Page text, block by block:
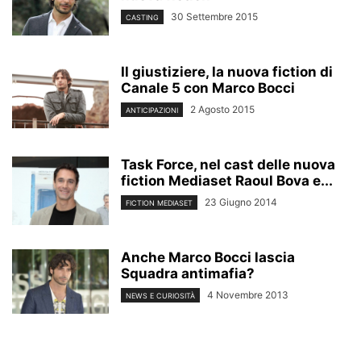
CASTING 30 Settembre 2015
Il giustiziere, la nuova fiction di
Canale 5 con Marco Bocci
ANTICIPAZIONI 2 Agosto 2015
Task Force, nel cast delle nuova
fiction Mediaset Raoul Bova e...
FICTION MEDIASET 23 Giugno 2014
Anche Marco Bocci lascia
Squadra antimafia?
NEWS E CURIOSITÀ 4 Novembre 2013